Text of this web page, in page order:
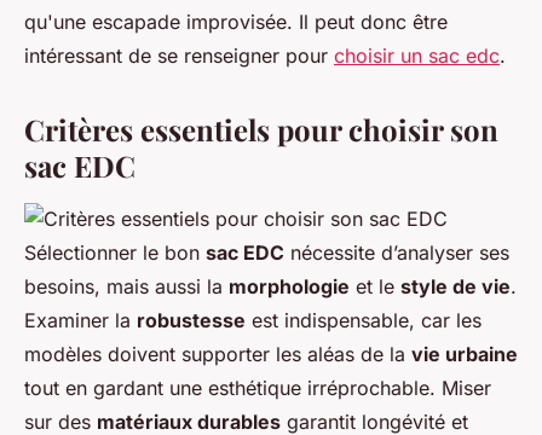
qu'une escapade improvisée. Il peut donc être
intéressant de se renseigner pour choisir un sac edc.
Critères essentiels pour choisir son
sac EDC
Sélectionner le bon sac EDC nécessite d’analyser ses
besoins, mais aussi la morphologie et le style de vie.
Examiner la robustesse est indispensable, car les
modèles doivent supporter les aléas de la vie urbaine
tout en gardant une esthétique irréprochable. Miser
sur des matériaux durables garantit longévité et